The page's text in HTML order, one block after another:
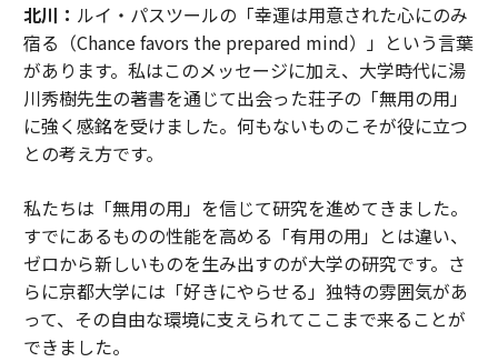
北川： ルイ・パスツールの「幸運は用意された心にのみ
宿る（Chance favors the prepared mind）」という言葉
があります。私はこのメッセージに加え、大学時代に湯
川秀樹先生の著書を通じて出会った荘子の「無用の用」
に強く感銘を受けました。何もないものこそが役に立つ
との考え方です。
私たちは「無用の用」を信じて研究を進めてきました。
すでにあるものの性能を高める「有用の用」とは違い、
ゼロから新しいものを生み出すのが大学の研究です。さ
らに京都大学には「好きにやらせる」独特の雰囲気があ
って、その自由な環境に支えられてここまで来ることが
できました。